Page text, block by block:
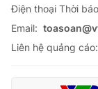
Ðiện thoại Thời
Email:
Liên hệ quảng cáo: